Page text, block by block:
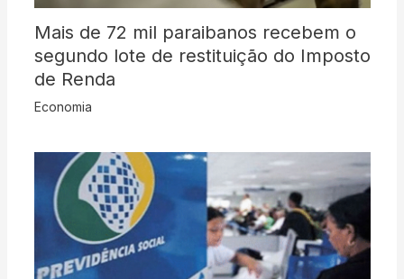
Mais de 72 mil paraibanos recebem o
segundo lote de restituição do Imposto
de Renda
Economia